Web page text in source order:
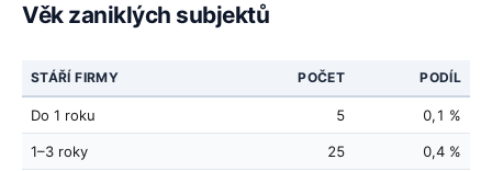
Věk zaniklých subjektů
STÁŘÍ FIRMY POČET PODÍL
Do 1 roku 5 0,1 %
1–3 roky 25 0,4 %